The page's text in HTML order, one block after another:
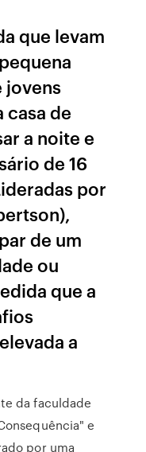
que levam
jovens
casa de
a noite e
de 16
por
de um
ou
que a
a
da faculdade
e
por uma